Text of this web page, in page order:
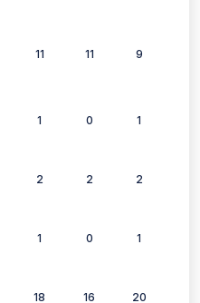
11 11 9
1 0 1
2 2 2
1 0 1
18 16 20